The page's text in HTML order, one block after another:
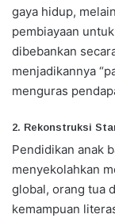
gaya hidup,
pembiayaan
dibebankan
menjadikannya
menguras
2. Rekonstruksi
Pendidikan anak
menyekolahkan
global, orang tua
kemampuan